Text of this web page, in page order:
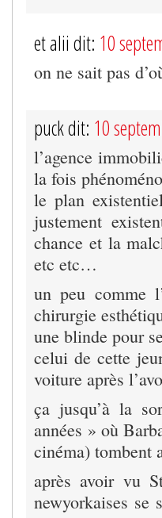
et alii dit: 10
on ne sait pas
puck dit: 10
l’agence
la fois
le plan
justement
chance et la
etc etc…
un peu comme
chirurgie
une blinde pour
celui de cette
voiture après
ça jusqu’à la
années » où
cinéma) tombent
après avoir vu
newyorkaises se